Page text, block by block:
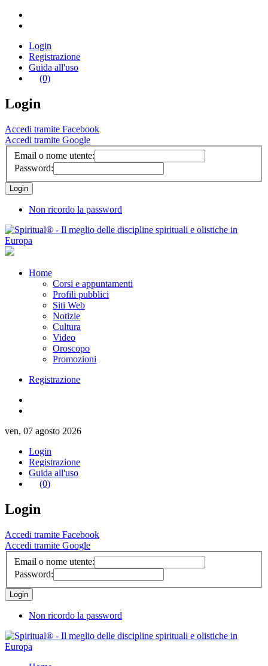
Login
Registrazione
Guida all'uso
(0)
Login
Accedi tramite Facebook
Accedi tramite Google
Email o nome utente:
Password:
Non ricordo la password
Home
Corsi e appuntamenti
Profili pubblici
Siti Web
Notizie
Cultura
Video
Oroscopo
Promozioni
Registrazione
ven, 07 agosto 2026
Login
Registrazione
Guida all'uso
(0)
Login
Accedi tramite Facebook
Accedi tramite Google
Email o nome utente:
Password:
Non ricordo la password